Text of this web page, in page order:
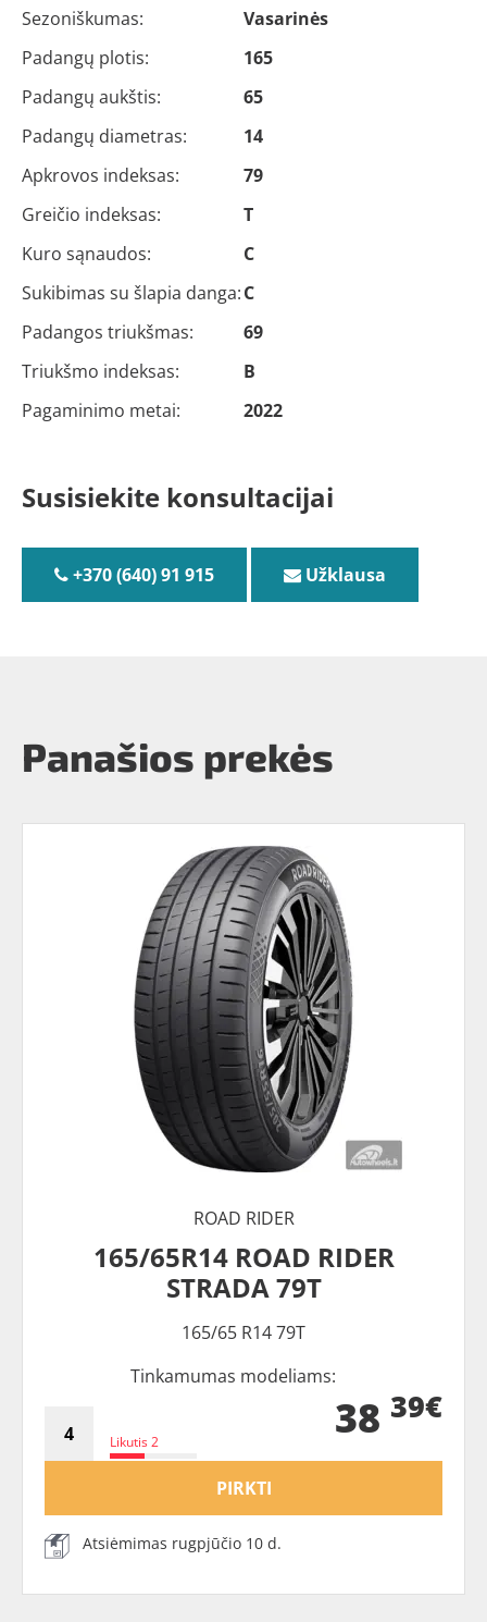
Sezoniškumas:
Vasarinės
Padangų plotis:
165
Padangų aukštis:
65
Padangų diametras:
14
Apkrovos indeksas:
79
Greičio indeksas:
T
Kuro sąnaudos:
C
Sukibimas su šlapia danga:C
Padangos triukšmas:
69
Triukšmo indeksas:
B
Pagaminimo metai:
2022
Susisiekite konsultacijai
+370 (640) 91 915 Užklausa
Panašios prekės
ROAD RIDER
165/65R14 ROAD RIDER
STRADA 79T
165/65 R14 79T
Tinkamumas modeliams:
Likutis 2 38 39€
PIRKTI
Atsiėmimas rugpjūčio 10 d.